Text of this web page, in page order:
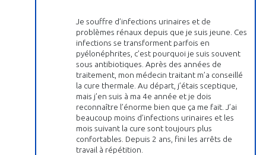
Je souffre d’infections urinaires et de
problèmes rénaux depuis que je suis jeune. Ces
infections se transforment parfois en
pyélonéphrites, c’est pourquoi je suis souvent
sous antibiotiques. Après des années de
traitement, mon médecin traitant m’a conseillé
la cure thermale. Au départ, j’étais sceptique,
mais j’en suis à ma 4e année et je dois
reconnaître l’énorme bien que ça me fait. J’ai
beaucoup moins d’infections urinaires et les
mois suivant la cure sont toujours plus
confortables. Depuis 2 ans, fini les arrêts de
travail à répétition.